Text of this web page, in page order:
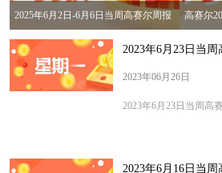
2025年6月2日-6月6日当周高赛尔周报 高赛尔
2023年6月23日当
2023年06月26日
2023年6月23日当周高
2023年6月16日当